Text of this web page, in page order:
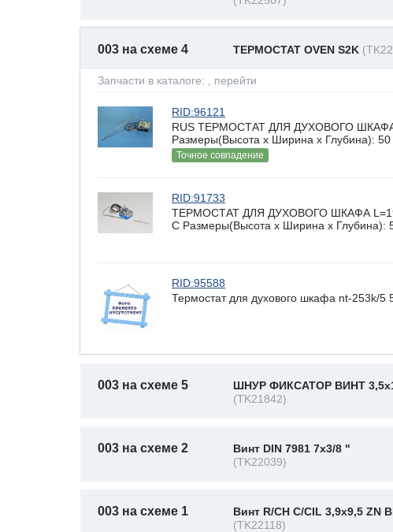
003 на схеме 4 ТЕРМОСТАТ OVEN S2K
Запчасти в каталоге: , перейти
RID:96121
RUS ТЕРМОСТАТ ДЛЯ ДУХОВОГО ШКАФА
Размеры(Высота х Ширина х Глубина): 50
Точное совпадение
RID:91733
ТЕРМОСТАТ ДЛЯ ДУХОВОГО ШКАФА
C Размеры(Высота х Ширина х Глубина):
RID:95588
Термостат для духового шкафа nt-253k/5
003 на схеме 5
ШНУР ФИКСАТОР ВИНТ
(TK21842)
003 на схеме 2
Винт DIN 7981 7x3/8 "
(TK22039)
003 на схеме 1
Винт R/CH C/CIL 3,9x9,5 ZN
(TK22118)